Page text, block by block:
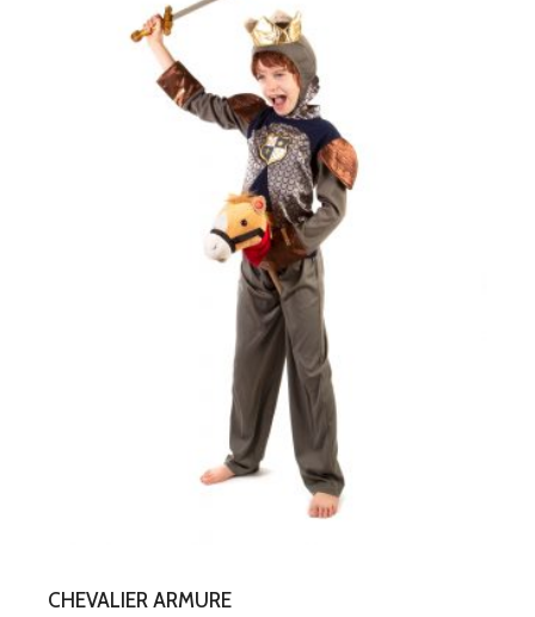
CHEVALIER ARMURE